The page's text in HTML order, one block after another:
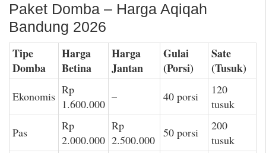
Paket Domba – Harga Aqiqah
Bandung 2026
Tipe
Domba
Harga
Betina
Harga
Jantan
Gulai
(Porsi)
Sate
(Tusuk)
Ekonomis Rp
1.600.000
– 40 porsi
120
tusuk
Pas
Rp
2.000.000
Rp
2.500.000
50 porsi
200
tusuk